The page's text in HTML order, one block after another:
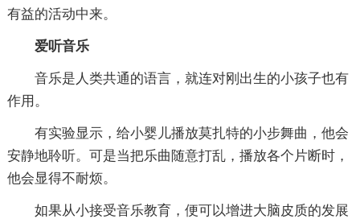
有益的活动中来。
爱听音乐
音乐是人类共通的语言，就连对刚出生的小孩子也有
作用。
有实验显示，给小婴儿播放莫扎特的小步舞曲，他会
安静地聆听。可是当把乐曲随意打乱，播放各个片断时，
他会显得不耐烦。
如果从小接受音乐教育，便可以增进大脑皮质的发展